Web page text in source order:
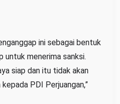
ini sebagai bentuk
untuk menerima sanksi.
siap dan itu tidak akan
PDI Perjuangan,”